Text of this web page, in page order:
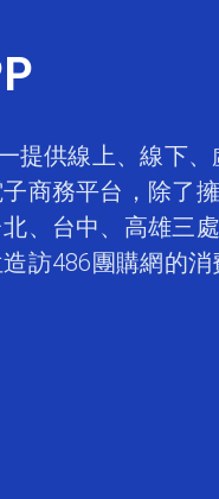
提供線上、線下、
商務平台，除了
、台中、高雄三
訪486團購網的消